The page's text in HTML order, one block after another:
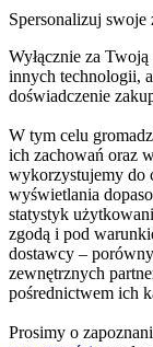
Spersonalizuj swoje
Wyłącznie za
innych technologii,
doświadczenie
W tym celu
ich zachowań oraz
wykorzystujemy do
wyświetlania
statystyk
zgodą i pod
dostawcy –
zewnętrznych
pośrednictwem ich
Prosimy o